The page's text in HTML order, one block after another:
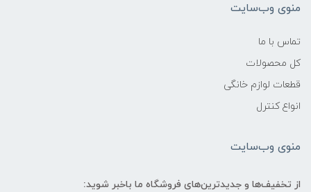
منوی وب‌سایت
تماس با ما
کل محصولات
قطعات لوازم خانگی
انواع کنترل
منوی وب‌سایت
از تخفیف‌ها و جدیدترین‌های فروشگاه ما باخبر شوید: